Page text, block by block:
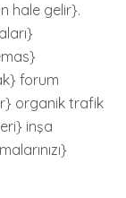
hale gelir}.
forum
organik trafik
inşa